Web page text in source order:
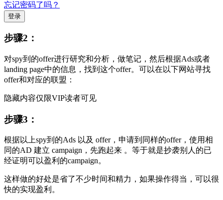
忘记密码了吗？
步骤2：
对spy到的offer进行研究和分析，做笔记，然后根据Ads或者
landing page中的信息，找到这个offer。可以在以下网站寻找
offer和对应的联盟：
隐藏内容仅限VIP读者可见
步骤3：
根据以上spy到的Ads 以及 offer，申请到同样的offer，使用相
同的AD 建立 campaign，先跑起来 。等于就是抄袭别人的已
经证明可以盈利的campaign。
这样做的好处是省了不少时间和精力，如果操作得当，可以很
快的实现盈利。